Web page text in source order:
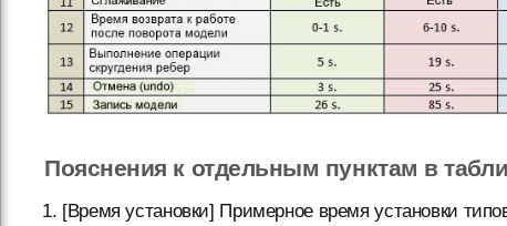
Пояснения к отдельным пунктам в
[Время установки] Примерное время установки